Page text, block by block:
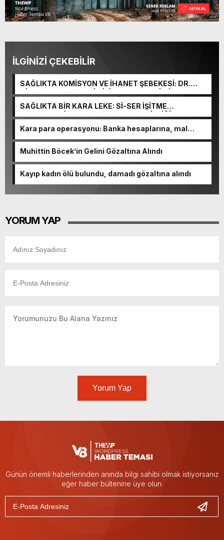
İLGİNİZİ ÇEKEBİLİR
SAĞLIKTA KOMİSYON VE İHANET ŞEBEKESİ: DR.
NİHAT URUÇ VE SEMİH İŞİTME MERKEZİ’NİN SGK
VURGUNU!
SAĞLIKTA BİR KARA LEKE: Sİ-SER İŞİTME
MERKEZLERİ VE MODERN UMUT TACİRLİĞİ
Kara para operasyonu: Banka hesaplarına, mal
Muhittin Böcek’in Gelini Gözaltına Alındı
Kayıp kadın ölü bulundu, damadı gözaltına alındı
YORUM YAP
Yorum Yap
Günün önemli haberlerinden anında bilgi sahibi olmak istiyorsanız
eğer haber bültenine üye olun.